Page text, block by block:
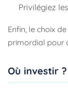
Privilégiez
Enfin, le choix
primordial pour
Où investir ?